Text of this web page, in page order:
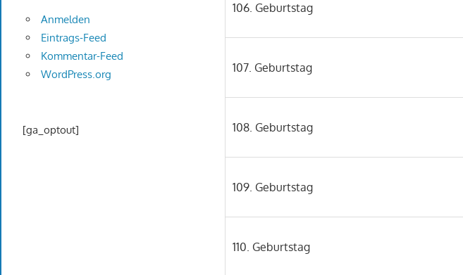
106. Geburtstag
107. Geburtstag
108. Geburtstag
109. Geburtstag
110. Geburtstag
Anmelden
Eintrags-Feed
Kommentar-Feed
WordPress.org
[ga_optout]